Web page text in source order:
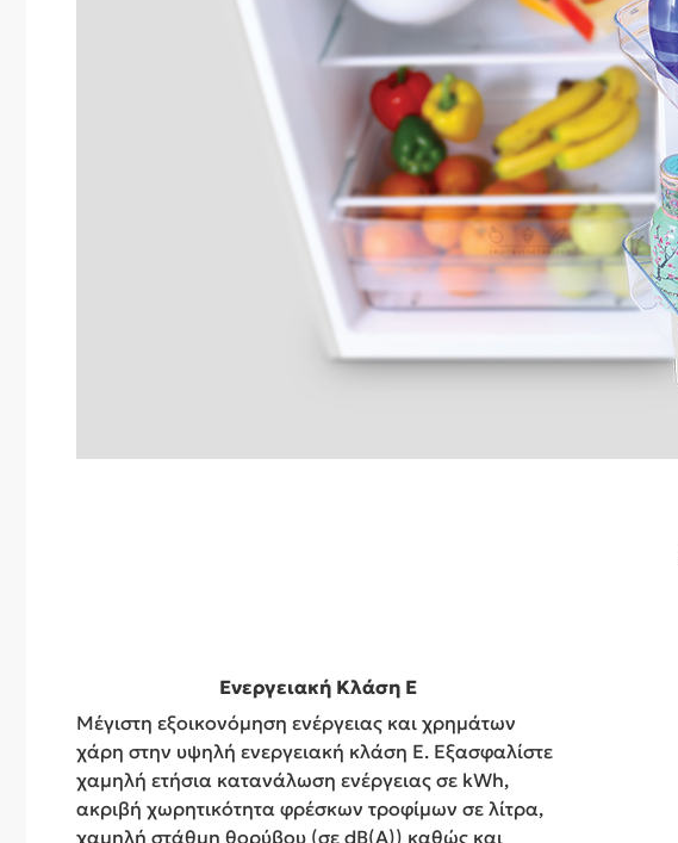
Ενεργειακή Κλάση E
Μέγιστη εξοικονόμηση ενέργειας και χρημάτων
χάρη στην υψηλή ενεργειακή κλάση Ε. Εξασφαλίστε
χαμηλή ετήσια κατανάλωση ενέργειας σε kWh,
ακριβή χωρητικότητα φρέσκων τροφίμων σε λίτρα,
χαμηλή στάθμη θορύβου (σε dB(A)) καθώς και